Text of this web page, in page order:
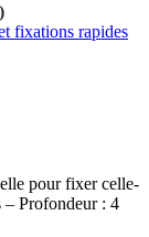
fixations rapides
pour fixer celle-
– Profondeur : 4